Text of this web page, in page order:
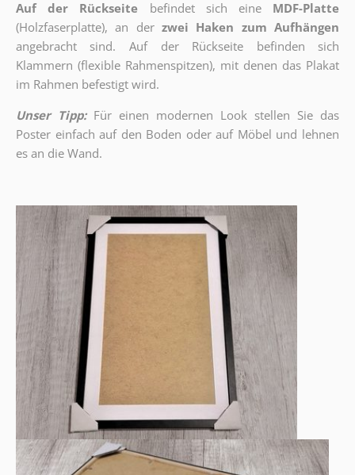
Auf der Rückseite befindet sich eine
MDF-Platte
(Holzfaserplatte), an der zwei Haken zum Aufhängen
angebracht sind.
Auf der Rückseite befinden sich
Klammern (flexible Rahmenspitzen), mit denen das Plakat
im Rahmen befestigt wird.
Unser Tipp: Für einen modernen Look stellen Sie das
Poster einfach auf den Boden oder auf Möbel und lehnen
es an die Wand.